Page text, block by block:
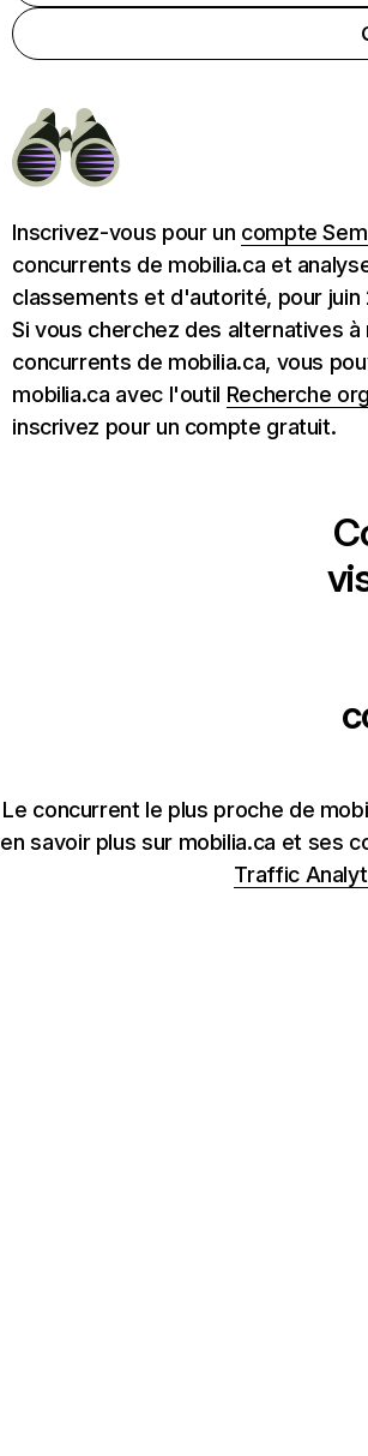
Inscrivez-vous pour un compte
concurrents de mobilia.ca et
classements et d'autorité, pour juin
Si vous cherchez des alternatives
concurrents de mobilia.ca, vous
mobilia.ca avec l'outil Recherche
inscrivez pour un compte gratuit.
Le concurrent le plus proche de
en savoir plus sur mobilia.ca et ses
Traffic